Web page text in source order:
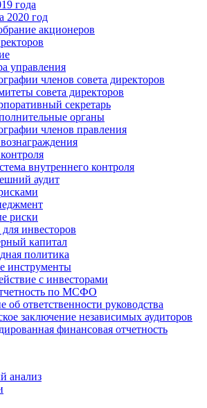
года
2020 год
акционеров
управления
членов совета директоров
совета директоров
секретарь
органы
членов правления
внутреннего контроля
аудит
риски
инвесторов
капитал
политика
инструменты
с инвеcторами
по МСФО
об ответственности руководства
заключение независимых аудиторов
финансовая отчетность
анализ